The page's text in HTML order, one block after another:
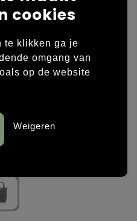
cookies
te klikken ga je
omgang van
op de website
Weigeren